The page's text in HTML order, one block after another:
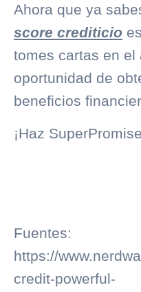
Ahora que ya
score crediticio
tomes cartas en el
oportunidad de
beneficios
¡Haz
Fuentes:
https://
credit-powerful-